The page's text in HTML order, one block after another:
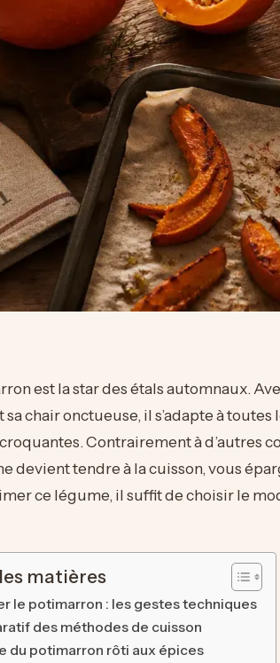
est la star des étals automnaux.
sa chair onctueuse, il s’adapte à
Contrairement à d’autres
devient tendre à la cuisson, vous
ce légume, il suffit de choisir le
matières
le potimarron : les gestes techniques
des méthodes de cuisson
du potimarron rôti aux épices